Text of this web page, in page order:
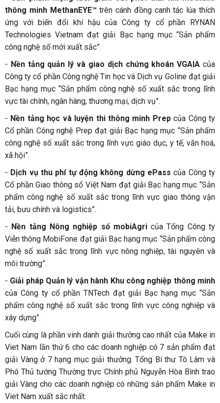
thông minh MethanEYE™ trên cánh đồng canh tác lúa thích
ứng với biến đổi khí hậu của Công ty cổ phần RYNAN
Technologies Vietnam đạt giải Bạc hạng mục “Sản phẩm
công nghệ số mới xuất sắc”.
- Nền tảng quản lý và giao dịch chứng khoán VGAIA của
Công ty cổ phần Công nghệ Tin học và Dịch vụ Goline đạt giải
Bạc hạng mục “Sản phẩm công nghệ số xuất sắc trong lĩnh
vực tài chính, ngân hàng, thương mại, dịch vụ”.
- Nền tảng học và luyện thi thông minh Prepcủa Công ty
Cổ phần Công nghệ Prep đạt giải Bạc hạng mục “Sản phẩm
công nghệ số xuất sắc trong lĩnh vực giáo dục, y tế, văn hoá,
xã hội”.
- Dịch vụ thu phí tự động không dừng ePasscủa Công ty
Cổ phần Giao thông số Việt Nam đạt giải Bạc hạng mục “Sản
phẩm công nghệ số xuất sắc trong lĩnh vực giao thông vận
tải, bưu chính và logistics”.
- Nền tảng Nông nghiệp số mobiAgricủa Tổng Công ty
Viễn thông MobiFone đạt giải Bạc hạng mục “Sản phẩm công
nghệ số xuất sắc trong lĩnh vực nông nghiệp, tài nguyên và
môi trường”.
- Giải pháp Quản lý vận hành Khu công nghiệp thông minh
của Công ty cổ phần TNTech đạt giải Bạc hạng mục “Sản
phẩm công nghệ số xuất sắc trong lĩnh vực công nghiệp và
xây dựng”.
Cuối cùng là phần vinh danh giải thưởng cao nhất của Make in
Viet Nam lần thứ 6 cho các doanh nghiệp có 7 sản phẩm đạt
giải Vàng ở 7 hạng mục giải thưởng. Tổng Bí thư Tô Lâm và
Phó Thủ tướng Thường trực Chính phủ Nguyễn Hòa Bình trao
giải Vàng cho các doanh nghiệp có những sản phẩm Make in
Viet Nam xuất sắc nhất: